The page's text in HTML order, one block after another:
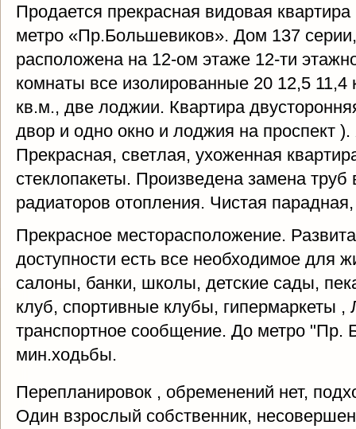
Продается прекрасная видовая
метро «Пр.Большевиков». Дом 137
расположена на 12-ом этаже 12-ти
комнаты все изолированные 20 12,5
кв.м., две лоджии. Квартира
двор и одно окно и лоджия на проспект
Прекрасная, светлая, ухоженная
стеклопакеты. Произведена замена
радиаторов отопления. Чистая
Прекрасное месторасположение.
доступности есть все необходимое для
салоны, банки, школы, детские сады,
клуб, спортивные клубы, гипермаркеты
транспортное сообщение. До метро "Пр.
мин.ходьбы.
Перепланировок , обременений нет,
Один взрослый собственник,